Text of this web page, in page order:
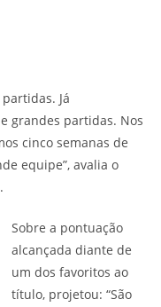
Já
grandes partidas. Nos
cinco semanas de
equipe”, avalia o
Sobre a pontuação
alcançada diante de
um dos favoritos ao
título, projetou: “São